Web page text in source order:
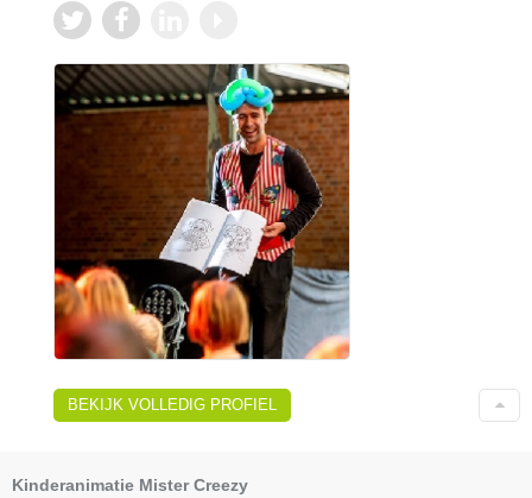
BEKIJK VOLLEDIG PROFIEL
Kinderanimatie Mister Creezy